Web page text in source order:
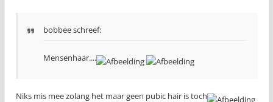
bobbee schreef:
Mensenhaar....
Niks mis mee zolang het maar geen pubic hair is toch